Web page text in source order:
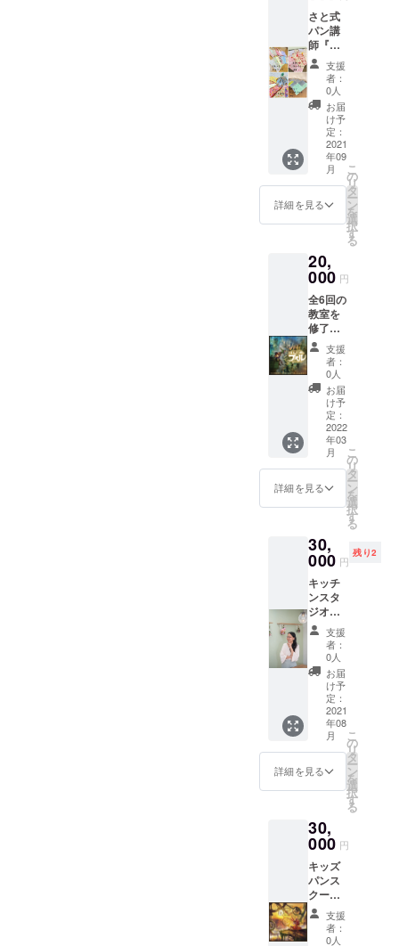
す。
vegan
、アレ
ルギー
をお持
ちの方
でも、
皆さま
が同じ
ケーキ
をお召
し上が
りいた
す♡ ＊
今回
のケー
キでは
ござい
ませ
ん。ク
リーム
にはカ
シュー
ナッツ
を使用
してお
りま
す。
https://i
nstagra
yun.214
/
使わず
厳選し
た材料
で心を
込めて
お作り
しま
す。
https://i
nstagra
m.com/
chiffon.
goenya/
hachiko
_nikuky
u/
くて美
味しい
アイシ
ング
クッ
キー
で、楽
しいお
時間を
お過ご
し下さ
い。 大
小さま
ざな大
きさの
ど入り
ます。
（賞味
期限は
製造日
から3週
間）
https://i
nstagra
m.com/
kuruma
ripan/
さと式
パン講
師『と
もか先
生』と
『さお
り先
生』の
二人か
ら、 み
んなが
自然と
笑顔に
なれま
すよう
に…と
込めて
作りま
した作
品をお
届けし
ます。
種類が
ありま
すの
で、お
選びく
ださ
い。 ・
バック
・B ラ
ンチ
ンチ
マット
男の子
・c ラ
ンチ巾
着 Bの
ランチ
マット
には女
の子用
と男の
子用が
ありま
すの
で、お
間違い
のない
す。 ※
柄はラ
で送ら
せてい
ただき
ますの
でご了
承くだ
支援
者：
0人
お届
け予
定：
2021
年09
月
詳細を見る
こ
の
リ
タ
ー
ン
を
選
択
す
る
20,
000 円
全6回の
教室を
修了さ
れた子
供さん
へ絵本
を一冊
プレゼ
ントで
きる
権！ お
渡しす
る絵本
の中に
『支援
者』と
名前を
書かせ
ていた
だきま
す。 ⭐︎
支援
時、必
ず備考
欄にご
希望の
お名前
をご記
入くだ
さい。
支援
者：
0人
お届
け予
定：
2022
年03
月
詳細を見る
こ
の
リ
タ
ー
ン
を
選
択
す
る
30,
000 円
残り2
キッチ
ンスタ
ジオ
えん
にご招
待させ
ていた
だき、
さと式
パン代
表の
『柴田
里子先
生』と1
時間
ゆっく
しでき
る権 遠
方の方
はオン
ライン
でも
可！ パ
ンのお
話・起
支援
者：
0人
お届
け予
定：
2021
年08
月
詳細を見る
こ
の
リ
タ
ー
ン
を
選
択
す
る
30,
000 円
キッズ
パンス
クール
の修了
時、厳
選した
支援
者：
0人